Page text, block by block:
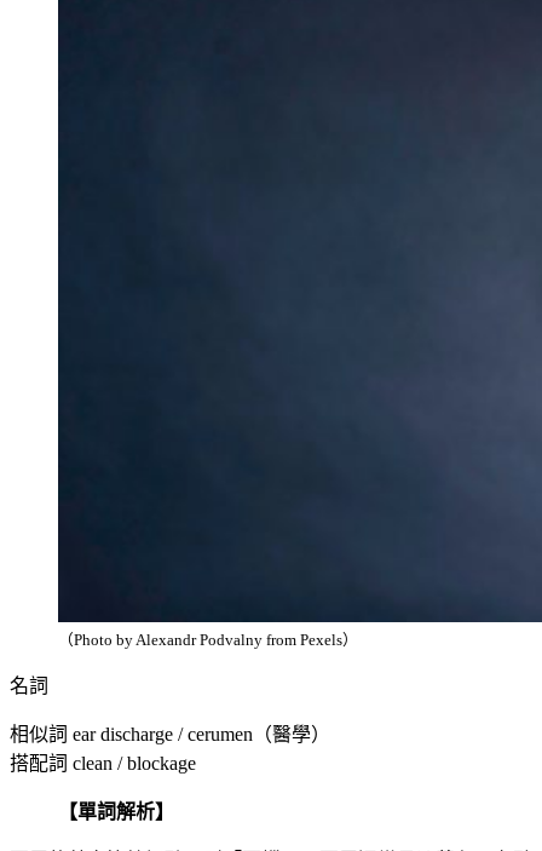
（Photo by Alexandr Podvalny from Pexels）
名詞
相似詞 ear discharge / cerumen（醫學）
搭配詞 clean / blockage
【單詞解析】